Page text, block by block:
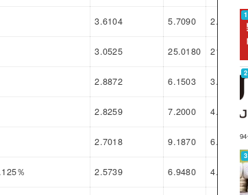
3.6104 5.7090 2.0986
3.0525 25.0180 21.9655
2.8872 6.1503 3.2631
2.8259 7.2000 4.3741
2.7018 9.1870 6.4852
％ 2.5739 6.9480 4.3741